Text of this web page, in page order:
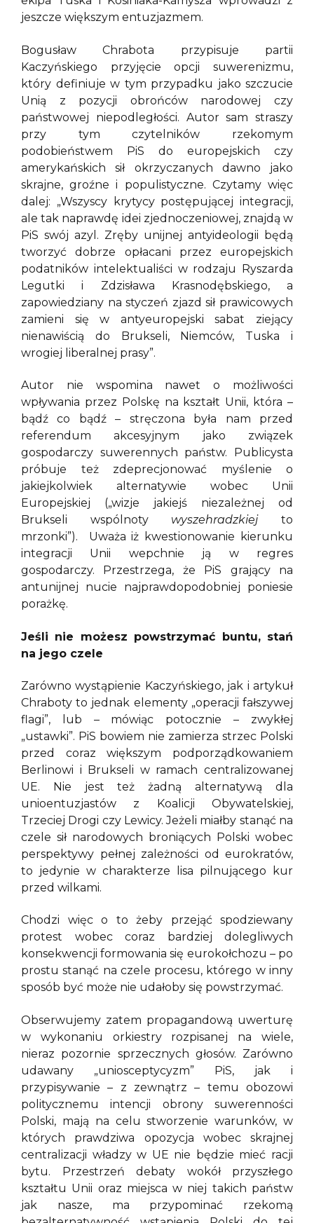
jeszcze większym entuzjazmem.
Bogusław Chrabota przypisuje partii
Kaczyńskiego przyjęcie opcji suwerenizmu,
który definiuje w tym przypadku jako szczucie
Unią z pozycji obrońców narodowej czy
państwowej niepodległości. Autor sam straszy
przy tym czytelników rzekomym
podobieństwem PiS do europejskich czy
amerykańskich sił okrzyczanych dawno jako
skrajne, groźne i populistyczne. Czytamy więc
dalej: „Wszyscy krytycy postępującej integracji,
ale tak naprawdę idei zjednoczeniowej, znajdą w
PiS swój azyl. Zręby unijnej antyideologii będą
tworzyć dobrze opłacani przez europejskich
podatników intelektualiści w rodzaju Ryszarda
Legutki i Zdzisława Krasnodębskiego, a
zapowiedziany na styczeń zjazd sił prawicowych
zamieni się w antyeuropejski sabat ziejący
nienawiścią do Brukseli, Niemców, Tuska i
wrogiej liberalnej prasy”.
Autor nie wspomina nawet o możliwości
wpływania przez Polskę na kształt Unii, która –
bądź co bądź – stręczona była nam przed
referendum akcesyjnym jako związek
gospodarczy suwerennych państw. Publicysta
próbuje też zdeprecjonować myślenie o
jakiejkolwiek alternatywie wobec Unii
Europejskiej („wizje jakiejś niezależnej od
Brukseli wspólnoty wyszehradzkiejto
mrzonki”). Uważa iż kwestionowanie kierunku
integracji Unii wepchnie ją w regres
gospodarczy. Przestrzega, że PiS grający na
antunijnej nucie najprawdopodobniej poniesie
porażkę.
Jeśli nie możesz powstrzymać buntu, stań
na jego czele
Zarówno wystąpienie Kaczyńskiego, jak i artykuł
Chraboty to jednak elementy „operacji fałszywej
flagi”, lub – mówiąc potocznie – zwykłej
„ustawki”. PiS bowiem nie zamierza strzec Polski
przed coraz większym podporządkowaniem
Berlinowi i Brukseli w ramach centralizowanej
UE. Nie jest też żadną alternatywą dla
unioentuzjastów z Koalicji Obywatelskiej,
Trzeciej Drogi czy Lewicy. Jeżeli miałby stanąć na
czele sił narodowych broniących Polski wobec
perspektywy pełnej zależności od eurokratów,
to jedynie w charakterze lisa pilnującego kur
przed wilkami.
Chodzi więc o to żeby przejąć spodziewany
protest wobec coraz bardziej dolegliwych
konsekwencji formowania się eurokołchozu – po
prostu stanąć na czele procesu, którego w inny
sposób być może nie udałoby się powstrzymać.
Obserwujemy zatem propagandową uwerturę
w wykonaniu orkiestry rozpisanej na wiele,
nieraz pozornie sprzecznych głosów. Zarówno
udawany „uniosceptycyzm” PiS, jak i
przypisywanie – z zewnątrz – temu obozowi
politycznemu intencji obrony suwerenności
Polski, mają na celu stworzenie warunków, w
których prawdziwa opozycja wobec skrajnej
centralizacji władzy w UE nie będzie mieć racji
bytu. Przestrzeń debaty wokół przyszłego
kształtu Unii oraz miejsca w niej takich państw
jak nasze, ma przypominać rzekomą